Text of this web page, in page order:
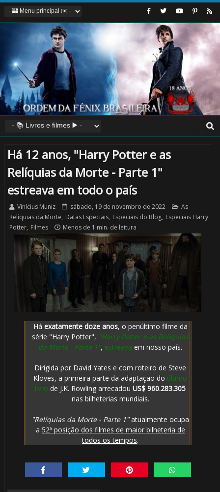
Há 12 anos, "Harry Potter e as
Relíquias da Morte - Parte 1"
estreava em todo o país
Vinícius Muniz sábado, 19 de novembro de 2022
As
Relíquias da Morte, Datas Especiais, Especiais do Blog, Especiais Harry
Potter, Filmes Menos de 1 min. de leitura
Há exatamente doze anos, o penúltimo filme da
série "Harry Potter", "Harry Potter e as Relíquias
da Morte - Parte 1", estreava em nosso país.
Dirigida por David Yates e com roteiro de Steve
Kloves, a primeira parte da adaptação do último
livro de J.K. Rowling arrecadouUS$ 960.283.305
nas bilheterias mundiais.
"Relíquias da Morte - Parte 1"atualmente ocupa
a 52ª posição dos filmes de maior bilheteria de
todos os tempos.